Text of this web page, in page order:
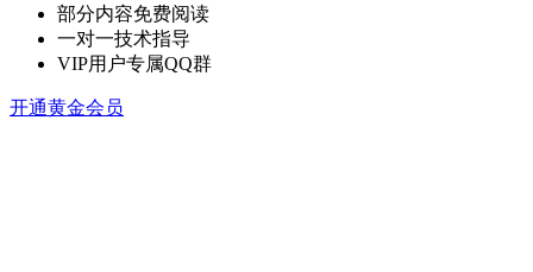
部分内容免费阅读
一对一技术指导
VIP用户专属QQ群
开通黄金会员